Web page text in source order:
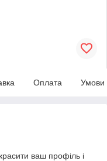
Оплата Умови
ваш профіль і